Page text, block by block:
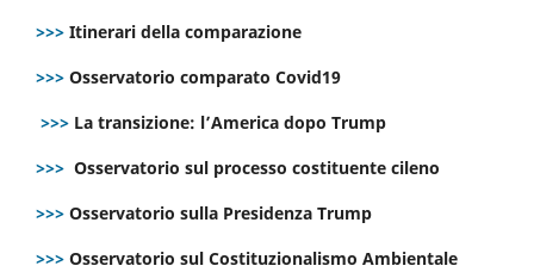
>>> Itinerari della comparazione
>>> Osservatorio comparato Covid19
>>> La transizione: l’America dopo Trump
>>> Osservatorio sul processo costituente cileno
>>> Osservatorio sulla Presidenza Trump
>>> Osservatorio sul Costituzionalismo Ambientale